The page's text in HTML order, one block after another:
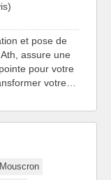
et pose de
assure une
pour votre
votre…
Mouscron